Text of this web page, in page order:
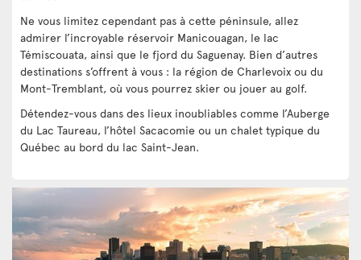
Ne vous limitez cependant pas à cette péninsule, allez
admirer l’incroyable réservoir Manicouagan, le lac
Témiscouata, ainsi que le fjord du Saguenay. Bien d’autres
destinations s’offrent à vous : la région de Charlevoix ou du
Mont-Tremblant, où vous pourrez skier ou jouer au golf.
Détendez-vous dans des lieux inoubliables comme l’Auberge
du Lac Taureau, l’hôtel Sacacomie ou un chalet typique du
Québec au bord du lac Saint-Jean.